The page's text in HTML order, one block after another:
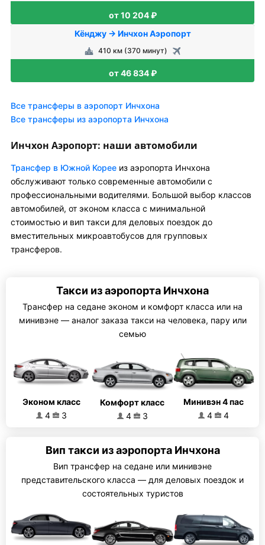
от 10 204 ₽
Кёнджу → Инчхон Аэропорт
410 км (370 минут)
от 46 834 ₽
Все трансферы в аэропорт Инчхона
Все трансферы из аэропорта Инчхона
Инчхон Аэропорт: наши автомобили
Трансфер в Южной Корее из аэропорта Инчхона
обслуживают только современные автомобили с
профессиональными водителями. Большой выбор классов
автомобилей, от эконом класса с минимальной
стоимостью и вип такси для деловых поездок до
вместительных микроавтобусов для групповых
трансферов.
Такси из аэропорта Инчхона
Трансфер на седане эконом и комфорт класса или на
минивэне — аналог заказа такси на человека, пару или
семью
Эконом класс
4
3
Комфорт класс
4
3
Минивэн 4 пас
4
4
Вип такси из аэропорта Инчхона
Вип трансфер на седане или минивэне
представительского класса — для деловых поездок и
состоятельных туристов